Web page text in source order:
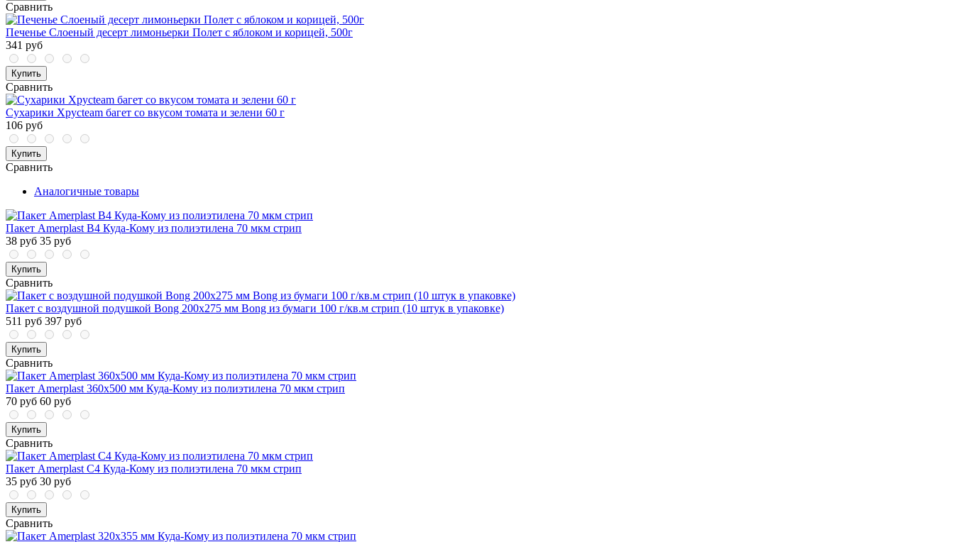
Сравнить
Печенье Слоеный десерт лимоньерки Полет с яблоком и корицей, 500г
341 руб
Купить
Сравнить
Сухарики Хрусteam багет со вкусом томата и зелени 60 г
106 руб
Купить
Сравнить
Аналогичные товары
Пакет Amerplast В4 Куда-Кому из полиэтилена 70 мкм стрип
38 руб 35 руб
Купить
Сравнить
Пакет с воздушной подушкой Bong 200x275 мм Bong из бумаги 100 г/кв.м стрип (10 штук в упаковке)
511 руб 397 руб
Купить
Сравнить
Пакет Amerplast 360x500 мм Куда-Кому из полиэтилена 70 мкм стрип
70 руб 60 руб
Купить
Сравнить
Пакет Amerplast С4 Куда-Кому из полиэтилена 70 мкм стрип
35 руб 30 руб
Купить
Сравнить